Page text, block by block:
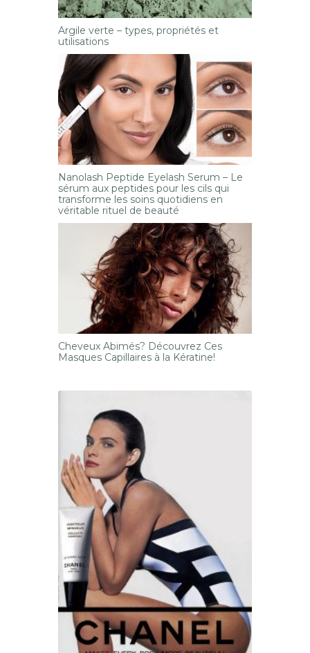
Argile verte – types, propriétés et
utilisations
Nanolash Peptide Eyelash Serum – Le
sérum aux peptides pour les cils qui
transforme les soins quotidiens en
véritable rituel de beauté
Cheveux Abimés? Découvrez Ces
Masques Capillaires à la Kératine!